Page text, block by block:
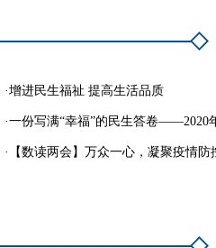
·增进民生福祉 提高生活品质
·一份写满“幸福”的民生答卷——2020
· 【数读两会】万众一心，凝聚疫情防